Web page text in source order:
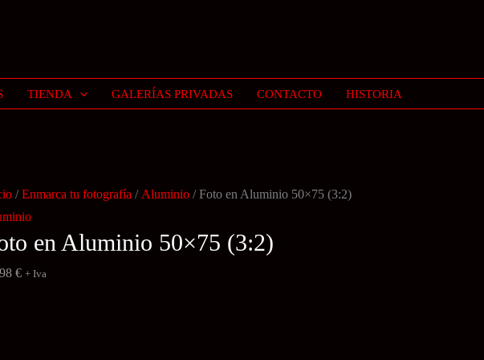
TIENDA GALERÍAS PRIVADAS CONTACTO HISTORIA
/Enmarca tu fotografía / Aluminio / Foto en Aluminio 50×75 (3:2)
en Aluminio 50×75 (3:2)
€ + Iva